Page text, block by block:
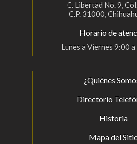
C. Libertad No. 9,
C.P. 31000,
Horario de
Lunes a Viernes 9:00
¿Quiénes
Directorio
Historia
Mapa del